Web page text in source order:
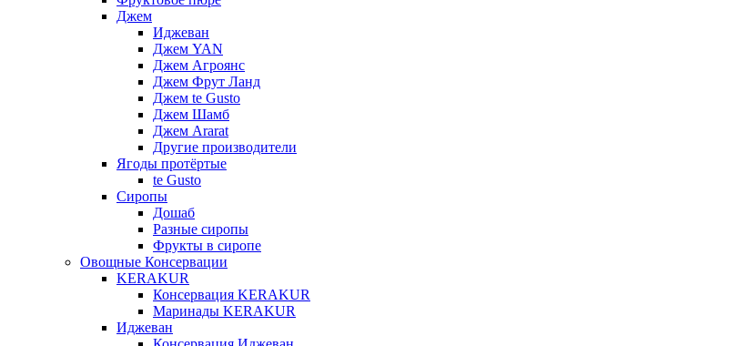
Джем
Иджеван
Джем YAN
Джем Агроянс
Джем Фрут Ланд
Джем te Gusto
Джем Шамб
Джем Ararat
Другие производители
Ягоды протёртые
te Gusto
Сиропы
Дошаб
Разные сиропы
Фрукты в сиропе
Овощные Консервации
KERAKUR
Консервация KERAKUR
Маринады KERAKUR
Иджеван